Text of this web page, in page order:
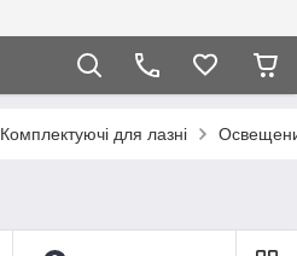
Комплектуючі для лазні